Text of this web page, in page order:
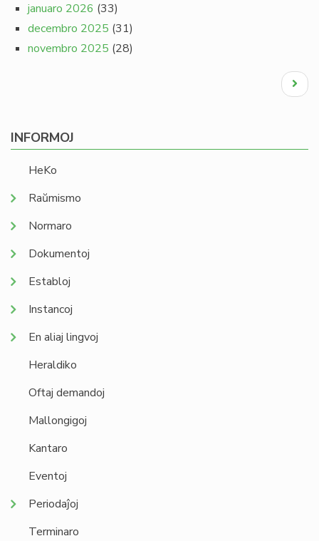
januaro 2026 (33)
decembro 2025 (31)
novembro 2025 (28)
Next
page
INFORMOJ
HeKo
Raŭmismo
Normaro
Dokumentoj
Establoj
Instancoj
En aliaj lingvoj
Heraldiko
Oftaj demandoj
Mallongigoj
Kantaro
Eventoj
Periodaĵoj
Terminaro